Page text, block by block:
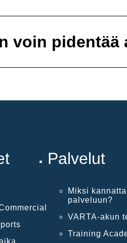
voin pidentää
Palvelut
Miksi
palveluun?
VARTA-akun
Training